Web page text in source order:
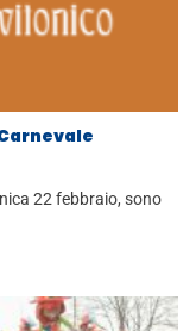
22 febbraio, sono